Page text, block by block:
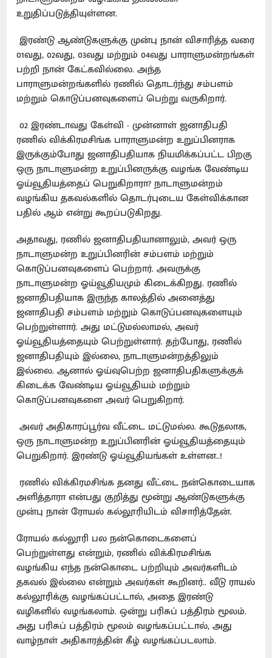
உறுதிப்படுத்தியுள்ளன.
இரண்டு ஆண்டுகளுக்கு முன்பு நான் விசாரித்த வரை
01வது, 02வது, 03வது மற்றும் 04வது பாராளுமன்றங்கள்
பற்றி நான் கேட்கவில்லை. அந்த
பாராளுமன்றங்களில் ரணில் தொடர்ந்து சம்பளம்
மற்றும் கொடுப்பனவுகளைப் பெற்று வருகிறார்.
02 இரண்டாவது கேள்வி - முன்னாள் ஜனாதிபதி
ரணில் விக்கிரமசிங்க பாராளுமன்ற உறுப்பினராக
இருக்கும்போது ஜனாதிபதியாக நியமிக்கப்பட்ட பிறகு
ஒரு நாடாளுமன்ற உறுப்பினருக்கு வழங்க வேண்டிய
ஓய்வூதியத்தைப் பெறுகிறாரா? நாடாளுமன்றம்
வழங்கிய தகவல்களில் தொடர்புடைய கேள்விக்கான
பதில் ஆம் என்று கூறப்படுகிறது.
அதாவது, ரணில் ஜனாதிபதியானாலும், அவர் ஒரு
நாடாளுமன்ற உறுப்பினரின் சம்பளம் மற்றும்
கொடுப்பனவுகளைப் பெற்றார். அவருக்கு
நாடாளுமன்ற ஓய்வூதியமும் கிடைக்கிறது. ரணில்
ஜனாதிபதியாக இருந்த காலத்தில் அனைத்து
ஜனாதிபதி சம்பளம் மற்றும் கொடுப்பனவுகளையும்
பெற்றுள்ளார். அது மட்டுமல்லாமல், அவர்
ஓய்வூதியத்தையும் பெற்றுள்ளார். தற்போது, ​​ரணில்
ஜனாதிபதியும் இல்லை, நாடாளுமன்றத்திலும்
இல்லை. ஆனால் ஓய்வுபெற்ற ஜனாதிபதிகளுக்குக்
கிடைக்க வேண்டிய ஓய்வூதியம் மற்றும்
கொடுப்பனவுகளை அவர் பெறுகிறார்.
அவர் அதிகாரப்பூர்வ வீட்டை மட்டுமல்ல. கூடுதலாக,
ஒரு நாடாளுமன்ற உறுப்பினரின் ஓய்வூதியத்தையும்
பெறுகிறார். இரண்டு ஓய்வூதியங்கள் உள்ளன..!
ரணில் விக்கிரமசிங்க தனது வீட்டை நன்கொடையாக
அளித்தாரா என்பது குறித்து மூன்று ஆண்டுகளுக்கு
முன்பு நான் ரோயல் கல்லூரியிடம் விசாரித்தேன்.
ரோயல் கல்லூரி பல நன்கொடைகளைப்
பெற்றுள்ளது என்றும், ரணில் விக்கிரமசிங்க
வழங்கிய எந்த நன்கொடை பற்றியும் அவர்களிடம்
தகவல் இல்லை என்றும் அவர்கள் கூறினர்.. வீடு ராயல்
கல்லூரிக்கு வழங்கப்பட்டால், அதை இரண்டு
வழிகளில் வழங்கலாம். ஒன்று பரிசுப் பத்திரம் மூலம்.
அது பரிசுப் பத்திரம் மூலம் வழங்கப்பட்டால், அது
வாழ்நாள் அதிகாரத்தின் கீழ் வழங்கப்படலாம்.